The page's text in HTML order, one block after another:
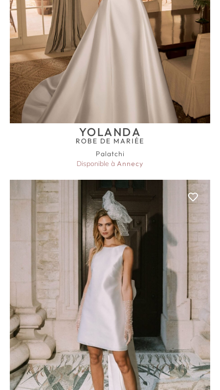
YOLANDA
ROBE DE MARIÉE
Palatchi
Disponible à Annecy